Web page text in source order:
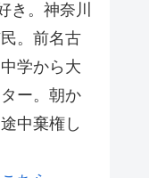
き。神奈川
。前名古
学から大
ー。朝か
中棄権し